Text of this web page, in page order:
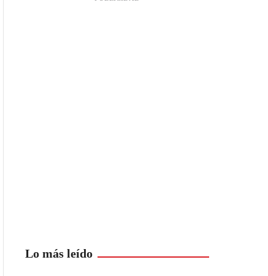
Lo más leído